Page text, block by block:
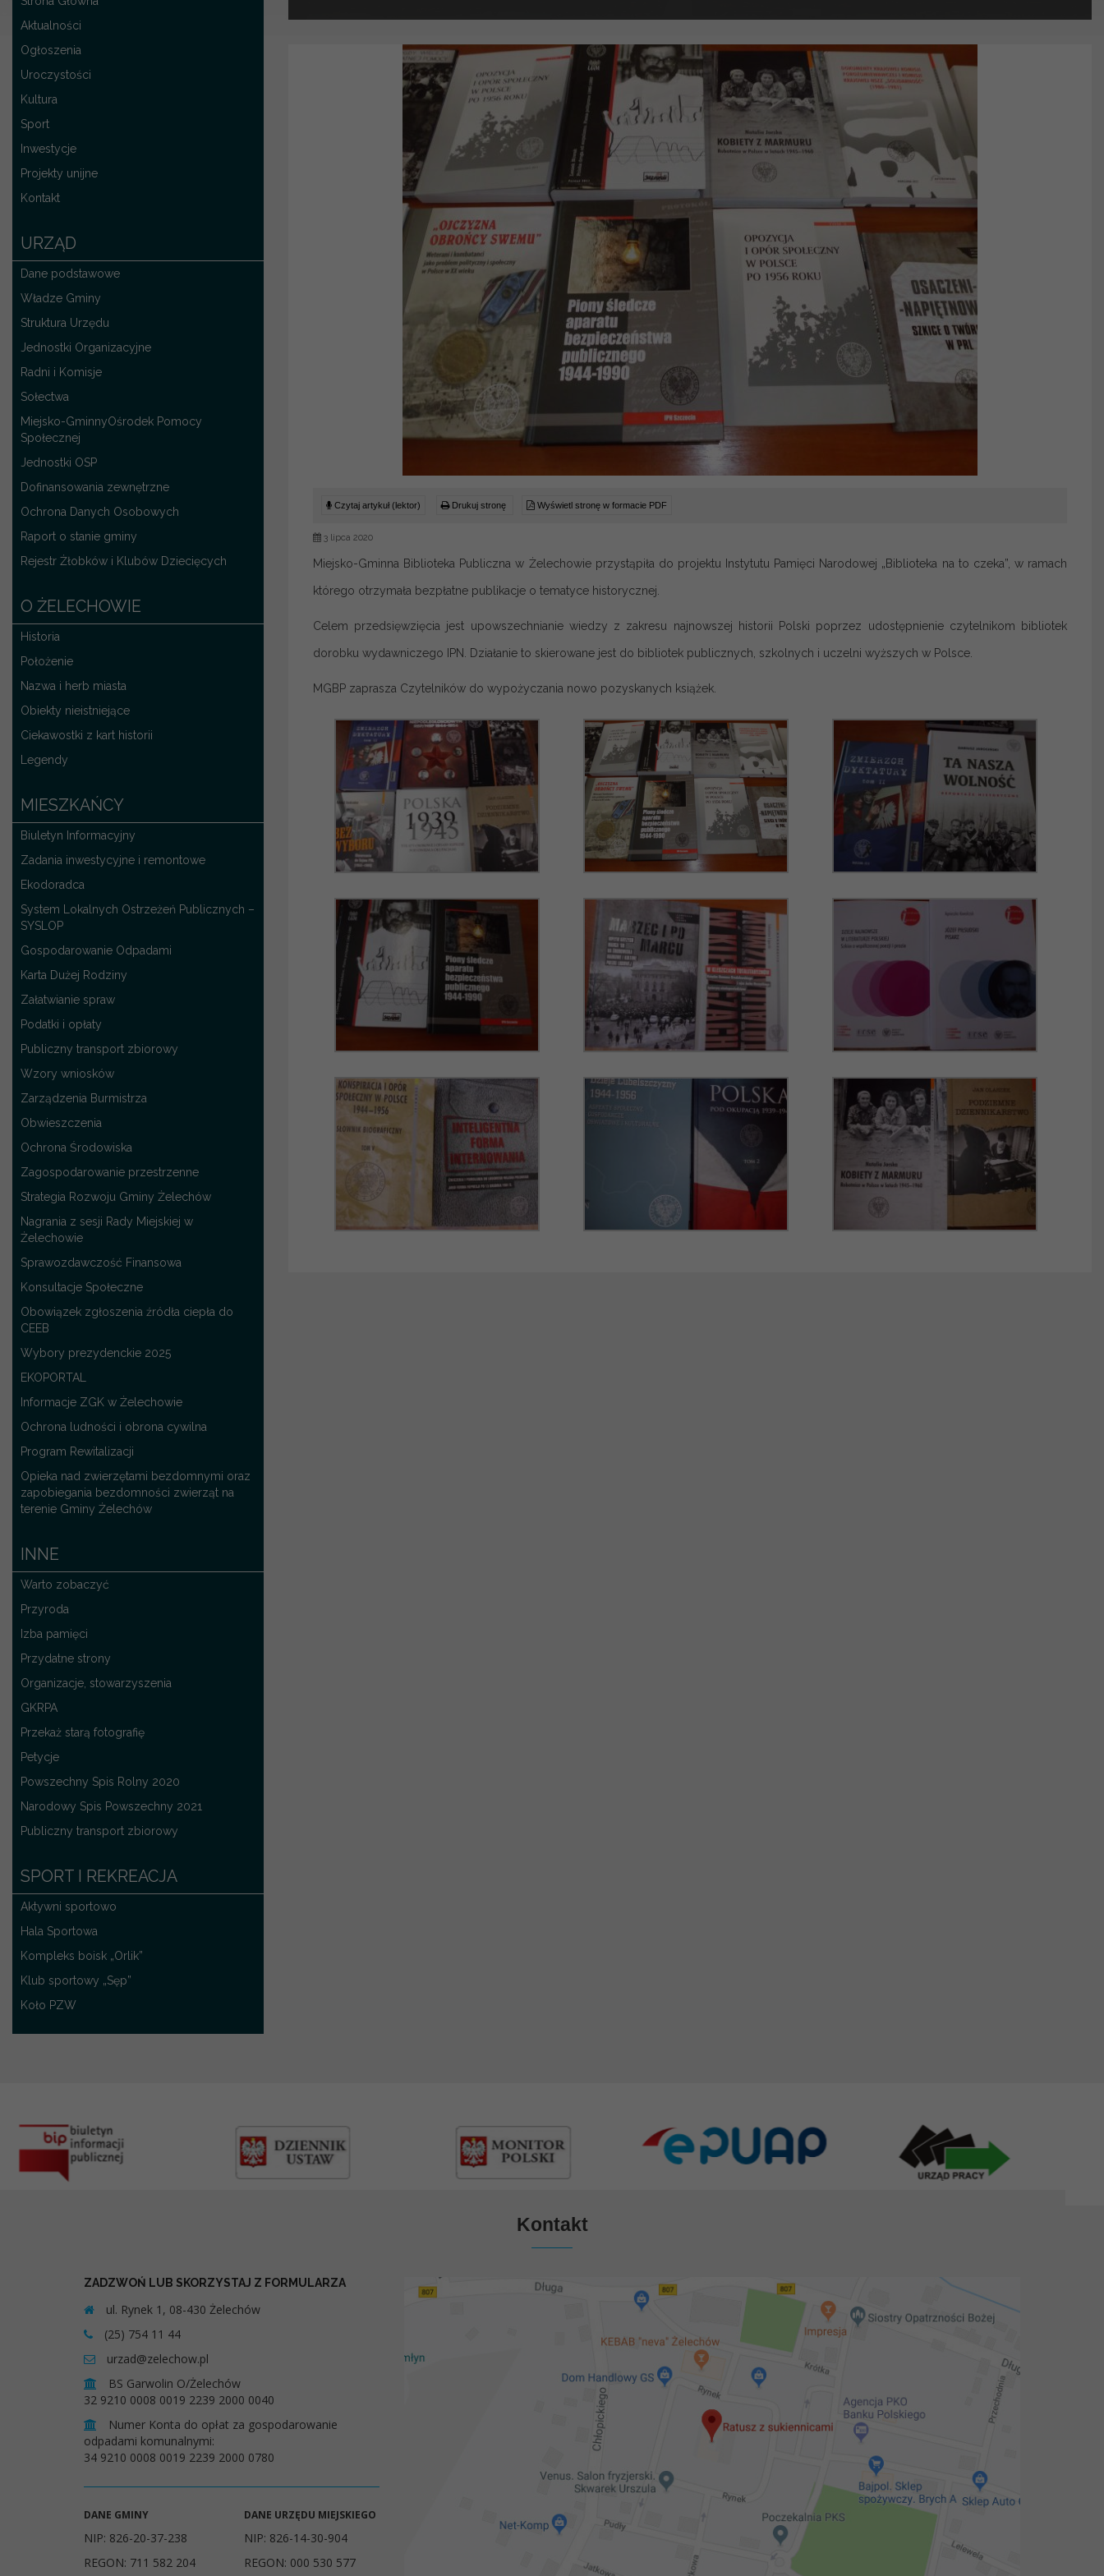
Aktualności
Ogłoszenia
Uroczystości
Kultura
Sport
Inwestycje
Projekty unijne
Kontakt
URZĄD
Dane podstawowe
Władze Gminy
Struktura Urzędu
Jednostki Organizacyjne
Radni i Komisje
Sołectwa
Miejsko-GminnyOśrodek Pomocy
Społecznej
Jednostki OSP
Dofinansowania zewnętrzne
Ochrona Danych Osobowych
Raport o stanie gminy
Rejestr Żłobków i Klubów Dziecięcych
O ŻELECHOWIE
Historia
Położenie
Nazwa i herb miasta
Obiekty nieistniejące
Ciekawostki z kart historii
Legendy
MIESZKAŃCY
Biuletyn Informacyjny
Zadania inwestycyjne i remontowe
Ekodoradca
System Lokalnych Ostrzeżeń Publicznych –
SYSLOP
Gospodarowanie Odpadami
Karta Dużej Rodziny
Załatwianie spraw
Podatki i opłaty
Publiczny transport zbiorowy
Wzory wniosków
Zarządzenia Burmistrza
Obwieszczenia
Ochrona Środowiska
Zagospodarowanie przestrzenne
Strategia Rozwoju Gminy Żelechów
Nagrania z sesji Rady Miejskiej w
Żelechowie
Sprawozdawczość Finansowa
Konsultacje Społeczne
Obowiązek zgłoszenia źródła ciepła do
CEEB
Wybory prezydenckie 2025
EKOPORTAL
Informacje ZGK w Żelechowie
Ochrona ludności i obrona cywilna
Program Rewitalizacji
Opieka nad zwierzętami bezdomnymi oraz
zapobiegania bezdomności zwierząt na
terenie Gminy Żelechów
INNE
Warto zobaczyć
Przyroda
Izba pamięci
Przydatne strony
Organizacje, stowarzyszenia
GKRPA
Przekaż starą fotografię
Petycje
Powszechny Spis Rolny 2020
Narodowy Spis Powszechny 2021
Publiczny transport zbiorowy
SPORT I REKREACJA
Aktywni sportowo
Hala Sportowa
Kompleks boisk „Orlik”
Klub sportowy „Sęp”
Koło PZW
Czytaj artykuł (lektor) Drukuj stronę Wyświetl stronę w formacie PDF
3 lipca 2020
Miejsko-Gminna Biblioteka Publiczna w Żelechowie przystąpiła do projektu Instytutu Pamięci Narodowej „Biblioteka na to czeka”, w ramach
którego otrzymała bezpłatne publikacje o tematyce historycznej.
Celem przedsięwzięcia jest upowszechnianie wiedzy z zakresu najnowszej historii Polski poprzez udostępnienie czytelnikom bibliotek
dorobku wydawniczego IPN. Działanie to skierowane jest do bibliotek publicznych, szkolnych i uczelni wyższych w Polsce.
MGBP zaprasza Czytelników do wypożyczania nowo pozyskanych książek.
Kontakt
ZADZWOŃ LUB SKORZYSTAJ Z FORMULARZA
ul. Rynek 1, 08-430 Żelechów
(25) 754 11 44
urzad@zelechow.pl
BS Garwolin O/Żelechów
32 9210 0008 0019 2239 2000 0040
Numer Konta do opłat za gospodarowanie
odpadami komunalnymi:
34 9210 0008 0019 2239 2000 0780
DANE GMINY
NIP: 826-20-37-238
REGON: 711 582 204
DANE URZĘDU MIEJSKIEGO
NIP: 826-14-30-904
REGON: 000 530 577